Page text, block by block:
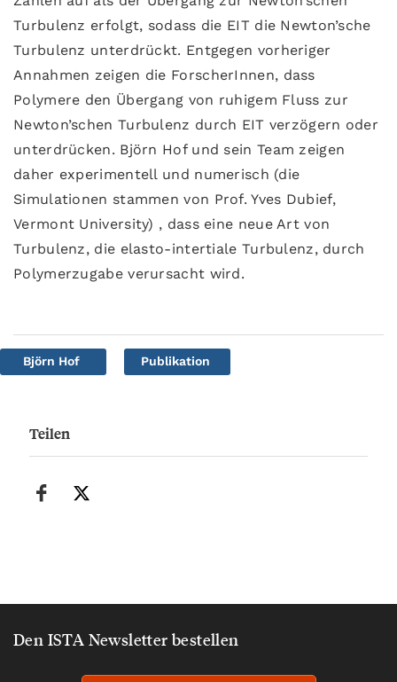
Turbulenz erfolgt, sodass die EIT die Newton’sche
Turbulenz unterdrückt. Entgegen vorheriger
Annahmen zeigen die ForscherInnen, dass
Polymere den Übergang von ruhigem Fluss zur
Newton’schen Turbulenz durch EIT verzögern oder
unterdrücken. Björn Hof und sein Team zeigen
daher experimentell und numerisch (die
Simulationen stammen von Prof. Yves Dubief,
Vermont University) , dass eine neue Art von
Turbulenz, die elasto-intertiale Turbulenz, durch
Polymerzugabe verursacht wird.
Björn Hof Publikation
Teilen
Den ISTA Newsletter bestellen